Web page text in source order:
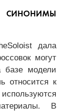
СИНОНИМЫ
дала
могут
базе модели
относится к
В